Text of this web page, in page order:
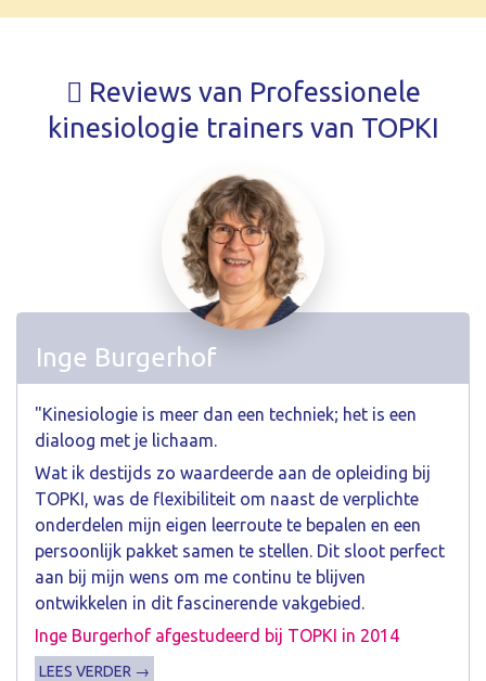
Reviews van Professionele
kinesiologie trainers van TOPKI
Inge Burgerhof
"Kinesiologie is meer dan een techniek; het is een
dialoog met je lichaam.
Wat ik destijds zo waardeerde aan de opleiding bij
TOPKI, was de flexibiliteit om naast de verplichte
onderdelen mijn eigen leerroute te bepalen en een
persoonlijk pakket samen te stellen. Dit sloot perfect
aan bij mijn wens om me continu te blijven
ontwikkelen in dit fascinerende vakgebied.
Inge Burgerhof afgestudeerd bij TOPKI in 2014
LEES VERDER →